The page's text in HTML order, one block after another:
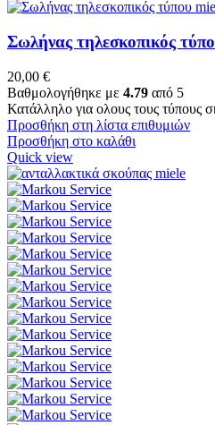
Σωλήνας τηλεσκοπικός
20,00 €
Βαθμολογήθηκε με 4.79 από 5
Κατάλληλο για oλους τους τύπους
Προσθήκη στη λίστα επιθυμιών
Προσθήκη στο καλάθι
Quick view